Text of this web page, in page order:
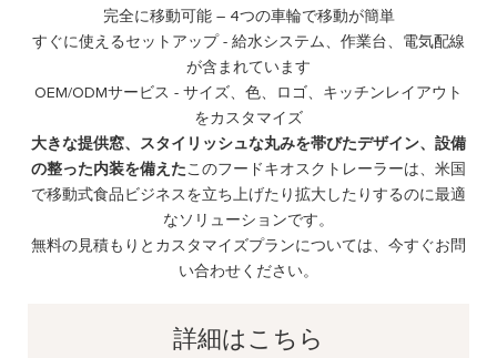
完全に移動可能 – 4つの車輪で移動が簡単
すぐに使えるセットアップ - 給水システム、作業台、電気配線
が含まれています
OEM/ODMサービス - サイズ、色、ロゴ、キッチンレイアウト
をカスタマイズ
大きな提供窓、スタイリッシュな丸みを帯びたデザイン、設備
の整った内装を備えた このフードキオスクトレーラーは、米国
で移動式食品ビジネスを立ち上げたり拡大したりするのに最適
なソリューションです。
無料の見積もりとカスタマイズプランについては、今すぐお問
い合わせください。
詳細はこちら